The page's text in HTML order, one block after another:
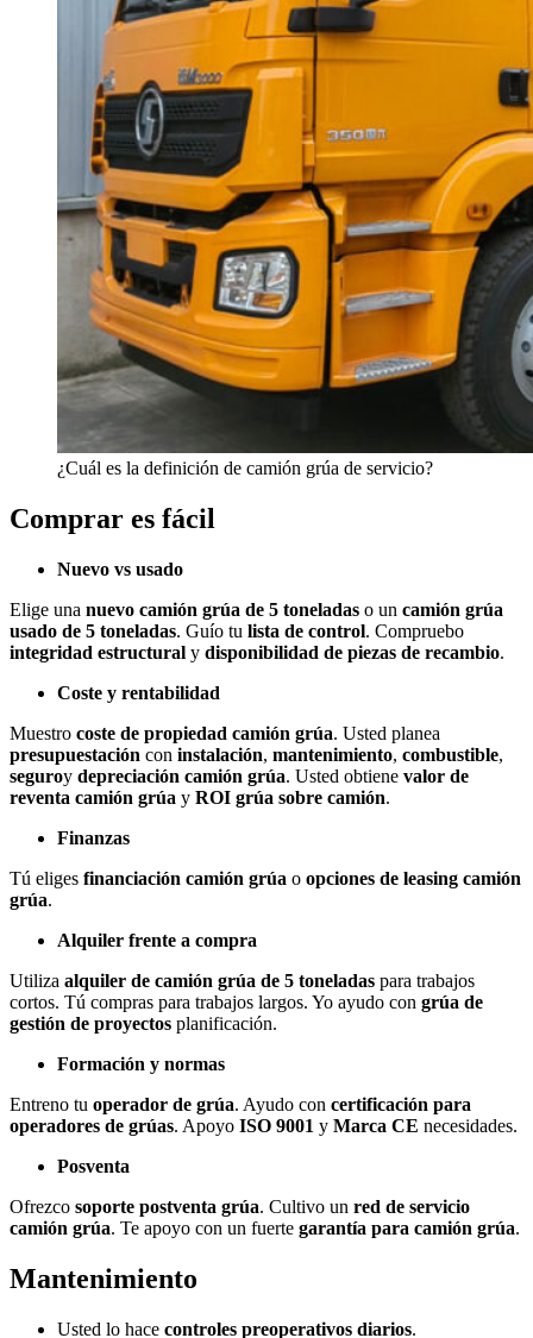
¿Cuál es la definición de camión grúa de servicio?
Comprar es fácil
Nuevo vs usado
Elige una nuevo camión grúa de 5 toneladas o un camión grúa
usado de 5 toneladas. Guío tu lista de control. Compruebo
integridad estructural y disponibilidad de piezas de recambio.
Coste y rentabilidad
Muestro coste de propiedad camión grúa. Usted planea
presupuestación con instalación, mantenimiento, combustible,
seguroy depreciación camión grúa. Usted obtiene valor de
reventa camión grúa y ROI grúa sobre camión.
Finanzas
Tú eliges financiación camión grúa o opciones de leasing camión
grúa.
Alquiler frente a compra
Utiliza alquiler de camión grúa de 5 toneladas para trabajos
cortos. Tú compras para trabajos largos. Yo ayudo con grúa de
gestión de proyectos planificación.
Formación y normas
Entreno tu operador de grúa. Ayudo con certificación para
operadores de grúas. Apoyo ISO 9001 y Marca CE necesidades.
Posventa
Ofrezco soporte postventa grúa. Cultivo un red de servicio
camión grúa. Te apoyo con un fuerte garantía para camión grúa.
Mantenimiento
Usted lo hace controles preoperativos diarios.